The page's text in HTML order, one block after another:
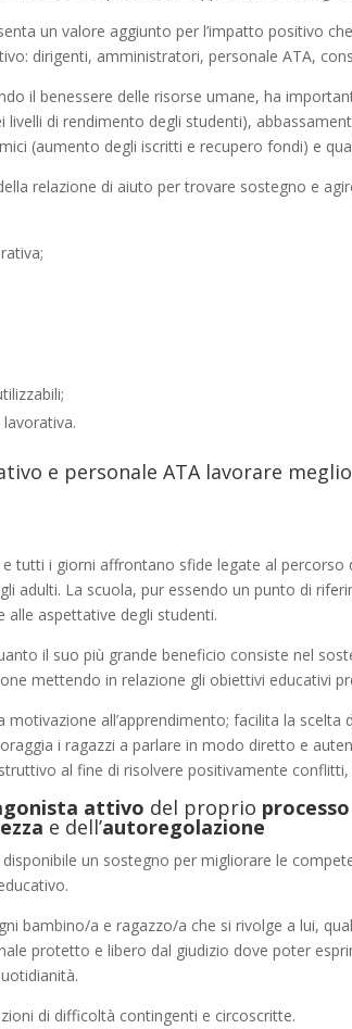
un valore aggiunto per l’impatto positivo
dirigenti, amministratori, personale ATA,
il benessere delle risorse umane, ha
di rendimento degli studenti),
(aumento degli iscritti e recupero fondi) e
relazione di aiuto per trovare sostegno e
e personale ATA lavorare
i giorni affrontano sfide legate al percorso
adulti. La scuola, pur essendo un punto di
alle aspettative degli studenti.
il suo più grande beneficio consiste nel
mettendo in relazione gli obiettivi educativi
all’apprendimento; facilita la
i ragazzi a parlare in modo diretto e
al fine di risolvere positivamente
attivo del proprio
e dell’autoregolazione
un sostegno per migliorare le
bambino/a e ragazzo/a che si rivolge a lui,
protetto e libero dal giudizio dove poter
di difficoltà contingenti e circoscritte.